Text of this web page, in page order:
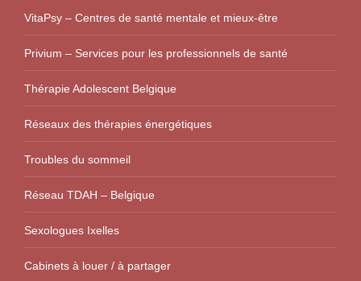
VitaPsy – Centres de santé mentale et mieux-être
Privium – Services pour les professionnels de santé
Thérapie Adolescent Belgique
Réseaux des thérapies énergétiques
Troubles du sommeil
Réseau TDAH – Belgique
Sexologues Ixelles
Cabinets à louer / à partager